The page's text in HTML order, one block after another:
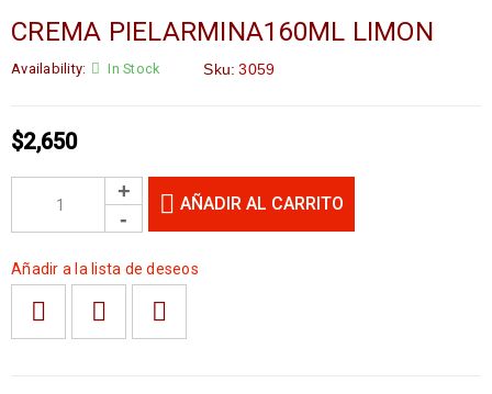
CREMA PIELARMINA160ML LIMON
Availability: In Stock Sku: 3059
$2,650
AÑADIR AL CARRITO
Añadir a la lista de deseos